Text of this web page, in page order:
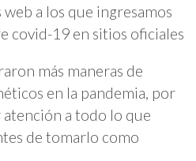
a los que ingresamos
covid-19 en sitios oficiales
más maneras de
en la pandemia, por
a todo lo que
de tomarlo como